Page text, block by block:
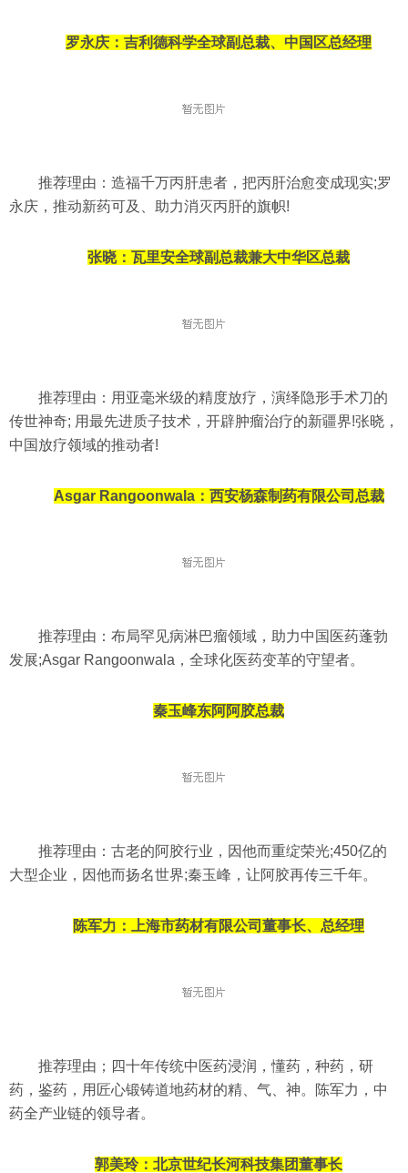
罗永庆： 吉利德科学全球副总裁、中国区总经理
推荐理由：造福千万丙肝患者，把丙肝治愈变成现实;罗
永庆，推动新药可及、助力消灭丙肝的旗帜!
张晓： 瓦里安全球副总裁兼大中华区总裁
推荐理由：用亚毫米级的精度放疗，演绎隐形手术刀的
传世神奇; 用最先进质子技术，开辟肿瘤治疗的新疆界!张晓，
中国放疗领域的推动者!
Asgar Rangoonwala： 西安杨森制药有限公司总裁
推荐理由：布局罕见病淋巴瘤领域，助力中国医药蓬勃
发展;Asgar Rangoonwala，全球化医药变革的守望者。
秦玉峰东阿阿胶总裁
推荐理由：古老的阿胶行业，因他而重绽荣光;450亿的
大型企业，因他而扬名世界;秦玉峰，让阿胶再传三千年。
陈军力： 上海市药材有限公司董事长、总经理
推荐理由；四十年传统中医药浸润，懂药，种药，研
药，鉴药， 用匠心锻铸道地药材的精、气、神。
陈军力，中
药全产业链的领导者。
郭美玲： 北京世纪长河科技集团董事长